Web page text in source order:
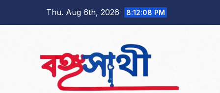
Thu. Aug 6th, 2026 8:12:09 PM